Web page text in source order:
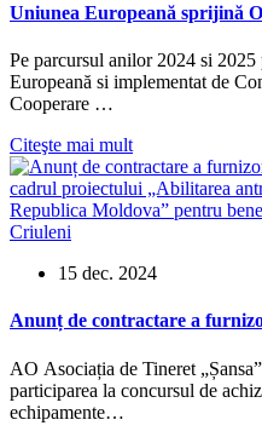
Uniunea Europeană sprijină
Pe parcursul anilor 2024 si
Europeană si implementat de
Cooperare …
Citeşte mai mult
15 dec. 2024
Anunț de contractare a
AO Asociația de Tineret
participarea la concursul de
echipamente…